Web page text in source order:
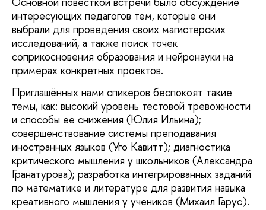
интересующих педагогов тем, которые они
выбрали для проведения своих магистерских
исследований, а также поиск точек
соприкосновения образования и нейронауки на
примерах конкретных проектов.
Приглашённых нами спикеров беспокоят такие
темы, как: высокий уровень тестовой тревожности
и способы ее снижения (Юлия Ильина);
совершенствование системы преподавания
иностранных языков (Уго Кавитт); диагностика
критического мышления у школьников (Александра
Гранатурова); разработка интегрированных заданий
по математике и литературе для развития навыка
креативного мышления у учеников (Михаил Гарус).